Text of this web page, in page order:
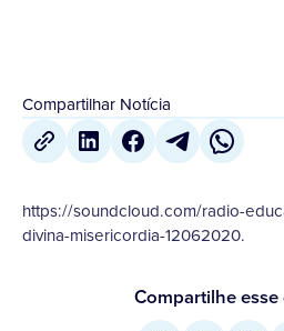
Compartilhar Notícia
https://soundcloud.com/radio-
divina-misericordia-12062020.
Compartilhe